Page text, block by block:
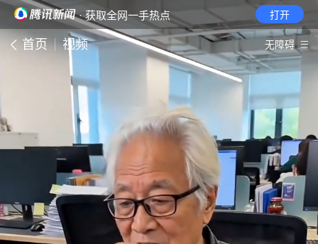
· 获取全网一手热点 打开
首页 视频 无障碍